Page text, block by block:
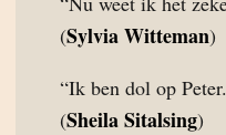
(Sylvia Witteman)
“Ik ben dol op
(Sheila Sitalsing)